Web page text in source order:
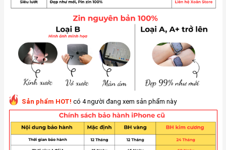
Sản phẩm HOT! có 4 người đang xem sản phẩm này